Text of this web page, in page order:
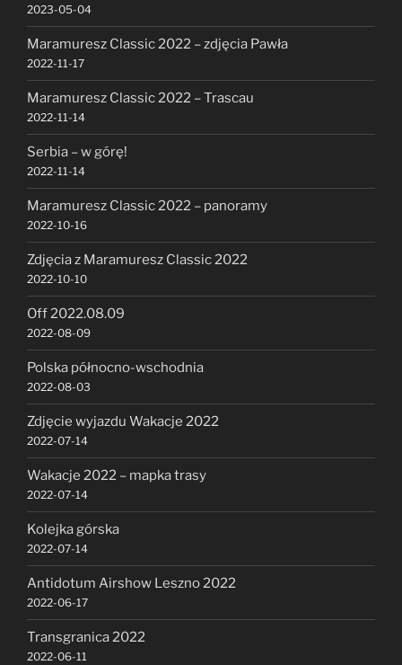
2023-05-04
Maramuresz Classic 2022 – zdjęcia Pawła
2022-11-17
Maramuresz Classic 2022 – Trascau
2022-11-14
Serbia – w górę!
2022-11-14
Maramuresz Classic 2022 – panoramy
2022-10-16
Zdjęcia z Maramuresz Classic 2022
2022-10-10
Off 2022.08.09
2022-08-09
Polska północno-wschodnia
2022-08-03
Zdjęcie wyjazdu Wakacje 2022
2022-07-14
Wakacje 2022 – mapka trasy
2022-07-14
Kolejka górska
2022-07-14
Antidotum Airshow Leszno 2022
2022-06-17
Transgranica 2022
2022-06-11